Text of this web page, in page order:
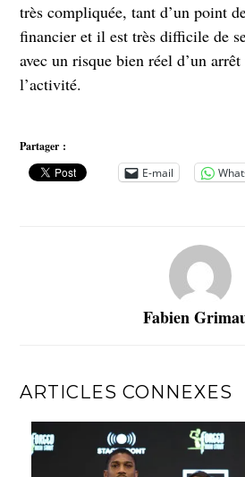
très compliquée, tant d’un point
financier et il est très difficile de
avec un risque bien réel d’un
l’activité.
Partager :
E-mail
Fabien
ARTICLES CONNEXES